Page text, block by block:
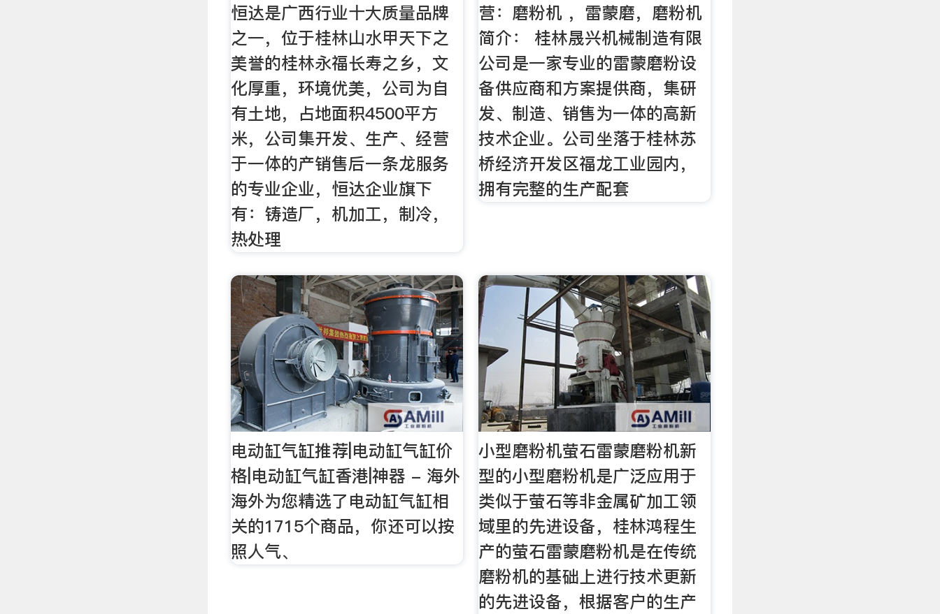
恒达是广西行业十大质量品牌
之一，位于桂林山水甲天下之
美誉的桂林永福长寿之乡，文
化厚重，环境优美，公司为自
有土地，占地面积4500平方
米，公司集开发、生产、经营
于一体的产销售后一条龙服务
的专业企业，恒达企业旗下
有：铸造厂，机加工，制冷，
热处理
营：磨粉机 ，雷蒙磨，磨粉机
简介： 桂林晟兴机械制造有限
公司是一家专业的雷蒙磨粉设
备供应商和方案提供商，集研
发、制造、销售为一体的高新
技术企业。公司坐落于桂林苏
桥经济开发区福龙工业园内，
拥有完整的生产配套
电动缸气缸推荐|电动缸气缸价
格|电动缸气缸香港|神器 - 海外
海外为您精选了电动缸气缸相
关的1715个商品，你还可以按
照人气、
小型磨粉机萤石雷蒙磨粉机新
型的小型磨粉机是广泛应用于
类似于萤石等非金属矿加工领
域里的先进设备，桂林鸿程生
产的萤石雷蒙磨粉机是在传统
磨粉机的基础上进行技术更新
的先进设备，根据客户的生产